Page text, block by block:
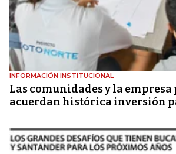
INFORMACIÓN INSTITUCIONAL
Las comunidades y la
acuerdan histórica inversión